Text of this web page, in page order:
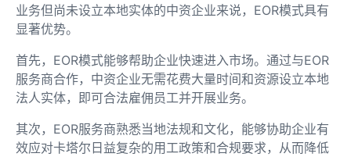
业务但尚未设立本地实体的中资企业来说，EOR模式具有
显著优势。
首先，EOR模式能够帮助企业快速进入市场。通过与EOR
服务商合作，中资企业无需花费大量时间和资源设立本地
法人实体，即可合法雇佣员工并开展业务。
其次，EOR服务商熟悉当地法规和文化，能够协助企业有
效应对卡塔尔日益复杂的用工政策和合规要求，从而降低